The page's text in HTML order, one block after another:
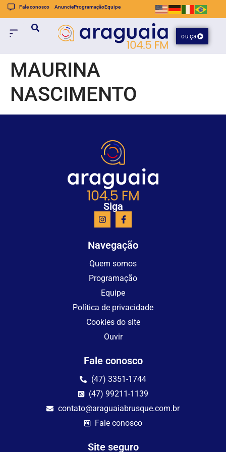
Fale conosco AnuncieProgramaçãoEquipe
ouça
MAURINA
NASCIMENTO
Siga
Navegação
Quem somos
Programação
Equipe
Política de privacidade
Cookies do site
Ouvir
Fale conosco
(47) 3351-1744
(47) 99211-1139
contato@araguaiabrusque.com.br
Fale conosco
Site seguro